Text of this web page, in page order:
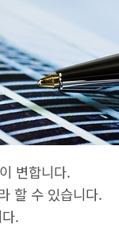
변합니다.
할 수 있습니다.
.